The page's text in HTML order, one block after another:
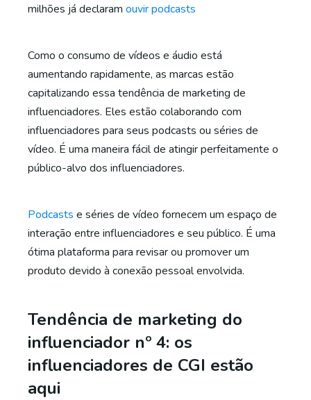
milhões já declaram ouvir podcasts
Como o consumo de vídeos e áudio está
aumentando rapidamente, as marcas estão
capitalizando essa tendência de marketing de
influenciadores. Eles estão colaborando com
influenciadores para seus podcasts ou séries de
vídeo. É uma maneira fácil de atingir perfeitamente o
público-alvo dos influenciadores.
Podcasts e séries de vídeo fornecem um espaço de
interação entre influenciadores e seu público. É uma
ótima plataforma para revisar ou promover um
produto devido à conexão pessoal envolvida.
Tendência de marketing do
influenciador nº 4: os
influenciadores de CGI estão
aqui